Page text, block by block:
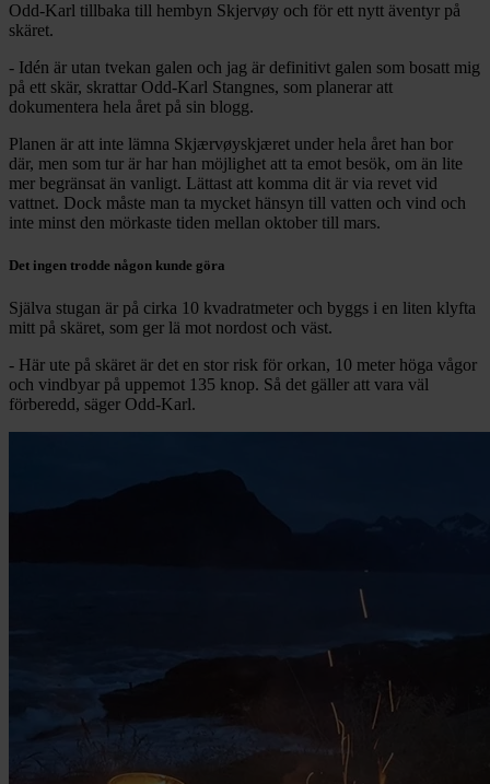
Odd-Karl tillbaka till hembyn Skjervøy och för ett nytt äventyr på
skäret.
- Idén är utan tvekan galen och jag är definitivt galen som bosatt mig
på ett skär, skrattar Odd-Karl Stangnes, som planerar att
dokumentera hela året på sin blogg.
Planen är att inte lämna Skjærvøyskjæret under hela året han bor
där, men som tur är har han möjlighet att ta emot besök, om än lite
mer begränsat än vanligt. Lättast att komma dit är via revet vid
vattnet. Dock måste man ta mycket hänsyn till vatten och vind och
inte minst den mörkaste tiden mellan oktober till mars.
Det ingen trodde någon kunde göra
Själva stugan är på cirka 10 kvadratmeter och byggs i en liten klyfta
mitt på skäret, som ger lä mot nordost och väst.
- Här ute på skäret är det en stor risk för orkan, 10 meter höga vågor
och vindbyar på uppemot 135 knop. Så det gäller att vara väl
förberedd, säger Odd-Karl.